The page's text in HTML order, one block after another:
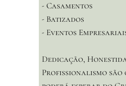
- Casamentos
- Batizados
- Eventos
Dedicação,
Profissionalismo são